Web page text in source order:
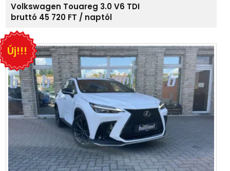
Volkswagen Touareg 3.0 V6 TDI
bruttó 45 720 FT / naptól
Új!!!